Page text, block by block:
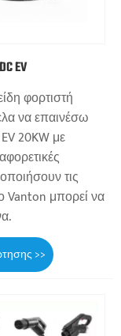
EV
φορτιστή
να επαινέσω
20KW με
τις
Vanton μπορεί να
>>